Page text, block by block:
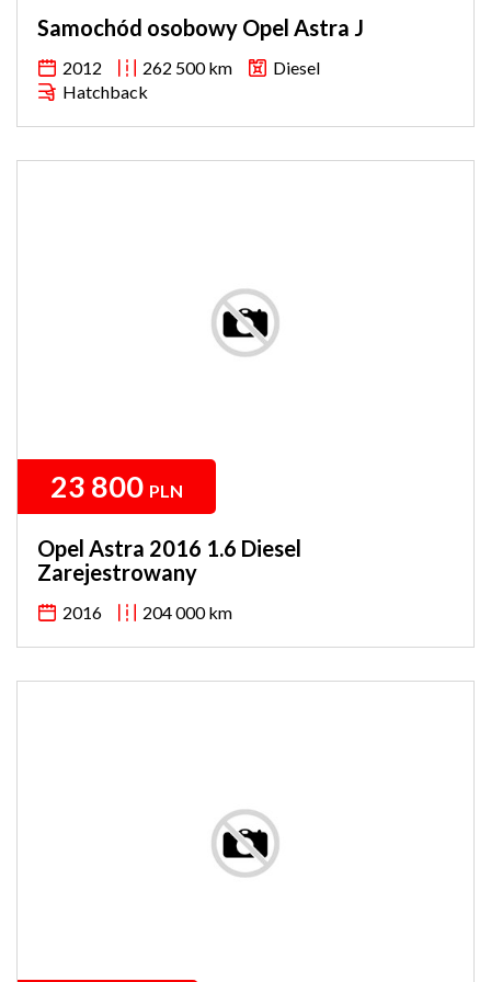
Samochód osobowy Opel Astra J
2012 262 500 km
Diesel
Hatchback
23 800 PLN
Opel Astra 2016 1.6 Diesel
Zarejestrowany
2016 204 000 km